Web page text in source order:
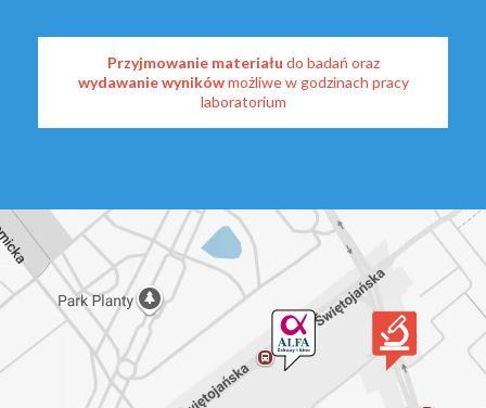
Przyjmowanie materiału do badań oraz
wydawanie wynikówmożliwe w godzinach pracy
laboratorium